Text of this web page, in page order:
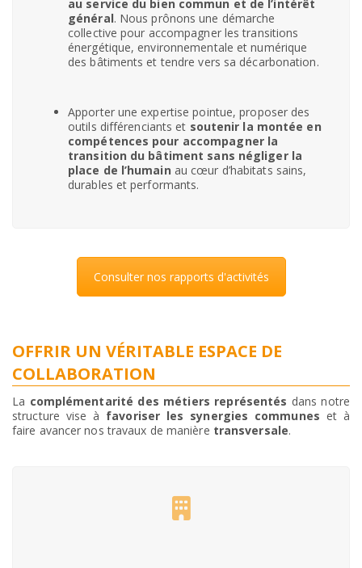
au service du bien commun et de l’intérêt
général. Nous prônons une démarche
collective pour accompagner les transitions
énergétique, environnementale et numérique
des bâtiments et tendre vers sa décarbonation.
Apporter une expertise pointue, proposer des
outils différenciants et soutenir la montée en
compétences pour accompagner la
transition du bâtiment sans négliger la
place de l’humain au cœur d’habitats sains,
durables et performants.
Consulter nos rapports d'activités
OFFRIR UN VÉRITABLE ESPACE DE
COLLABORATION
La complémentarité des métiers représentés dans notre
structure vise à favoriser les synergies communes et à
faire avancer nos travaux de manière transversale.